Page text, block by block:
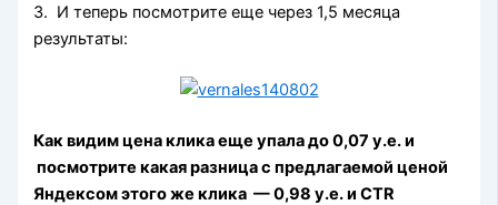
3. И теперь посмотрите еще через 1,5 месяца
результаты:
Как видим цена клика еще упала до 0,07 y.e. и
посмотрите какая разница с предлагаемой ценой
Яндексом этого же клика — 0,98 y.e. и CTR